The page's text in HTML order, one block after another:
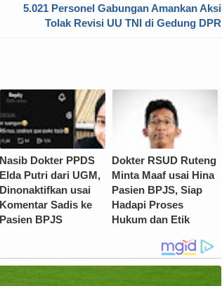
5.021 Personel Gabungan Amankan Aksi
Tolak Revisi UU TNI di Gedung DPR
Nasib Dokter PPDS
Elda Putri dari UGM,
Dinonaktifkan usai
Komentar Sadis ke
Pasien BPJS
Dokter RSUD Ruteng
Minta Maaf usai Hina
Pasien BPJS, Siap
Hadapi Proses
Hukum dan Etik